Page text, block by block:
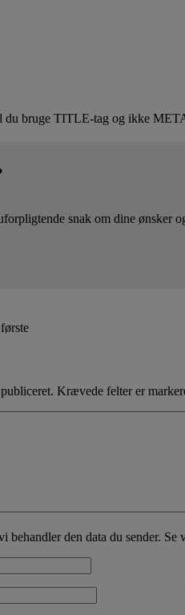
du bruge TITLE-tag og ikke
snak om dine ønsker
Krævede felter er
den data du sender. Se